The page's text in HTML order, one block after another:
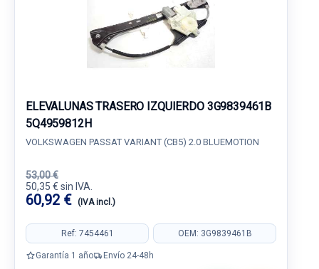
ELEVALUNAS TRASERO IZQUIERDO 3G9839461B
5Q4959812H
VOLKSWAGEN PASSAT VARIANT (CB5) 2.0 BLUEMOTION
53,00 €
50,35 € sin IVA.
60,92 € (IVA incl.)
Ref: 7454461 OEM: 3G9839461B
Garantía 1 año Envío 24-48h